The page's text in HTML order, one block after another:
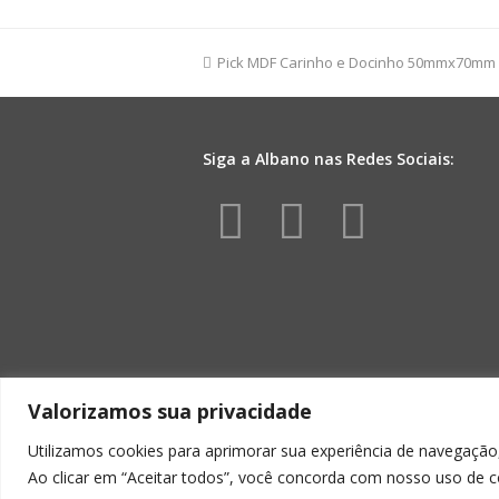
Valorizamos sua privacidade
Utilizamos cookies para aprimorar sua experiência de
Ao clicar em “Aceitar todos”, você concorda com nosso uso de
quantidade
previous
Pick MDF Carinho e Docinho
Siga a Albano nas Redes Sociais:
Facebook